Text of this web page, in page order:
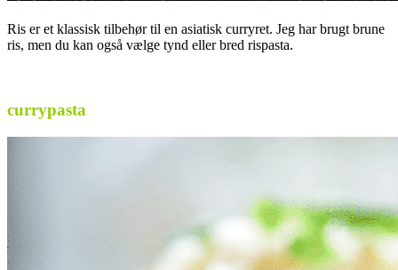
Ris er et klassisk tilbehør til en asiatisk curryret. Jeg har brugt brune
ris, men du kan også vælge tynd eller bred rispasta.
currypasta